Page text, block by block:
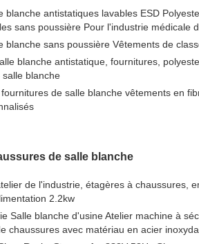
blanche antistatiques lavables ESD
sans poussière Pour l'industrie médicale
blanche sans poussière Vêtements de
blanche antistatique, fournitures,
blanche
de salle blanche vêtements en
de salle blanche
de l'industrie, étagères à chaussures,
2.2kw
Salle blanche d'usine Atelier machine à
chaussures avec matériau en acier